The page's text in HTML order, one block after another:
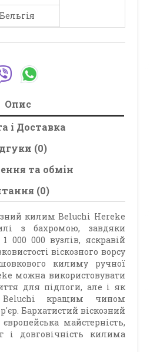
Бельгія
Опис
і Доставка
(0)
та обмін
(0)
килим Beluchi Hereke
з бахромою, завдяки
000 000 вузлів, яскравій
віскозного ворсу
килиму ручної
можна використовувати
для підлоги, але і як
кращим чином
Бархатистий віскозний
майстерність,
і довговічність килима